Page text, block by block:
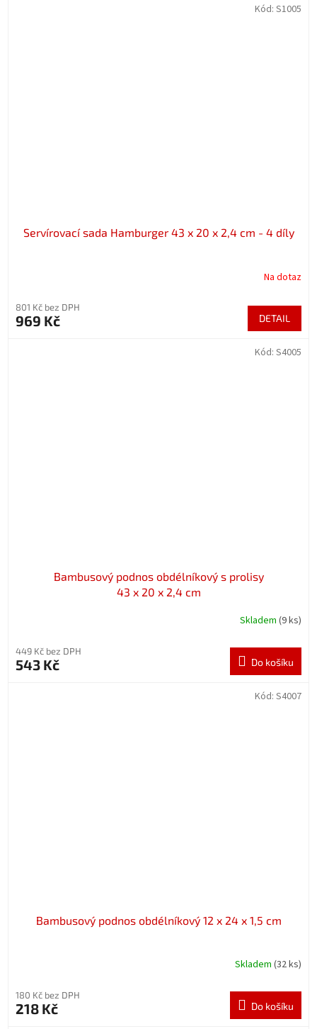
Servírovací sada Hamburger 43 x 20 x 2,4 cm - 4 díly
Na dotaz
801 Kč bez DPH
969 Kč DETAIL
Kód: S1005
Bambusový podnos obdélníkový s prolisy
43 x 20 x 2,4 cm
Skladem (9 ks)
449 Kč bez DPH
543 Kč Do košíku
Kód: S4005
Bambusový podnos obdélníkový 12 x 24 x 1,5 cm
Skladem (32 ks)
180 Kč bez DPH
218 Kč Do košíku
Kód: S4007